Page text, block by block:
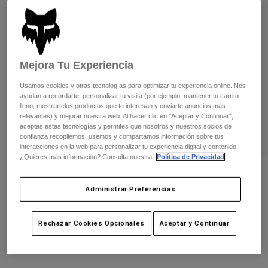
Pantalones largos
Chaquetas y chalecos
Guantes
Protecciones
Calcetines
Accesorios
Recambios
Pantalones
Guantes
Chaquetas
Protecciones
Gafas de protección
Calcetines
Mochilas y accesorios
Camisas
Ver todo
Mujer
Camisetas y tops
Sudaderas
Chaquetas
Niños
Protecciones
Gafas de Protección
Calcetines
Ver todo
Moto
Cascos
Camisetas
Pantalones
Botas
Guantes
Gafas de Protección
Guante Defend Thermo - CE
N.º de artículo31323
Price reduced from
44,99 €to26,99 € 40% OFF
Mejora Tu Experiencia
Usamos cookies y otras tecnologías para optimizar tu experiencia online. Nos
ayudan a recordarte, personalizar tu visita (por ejemplo, mantener tu carrito
lleno, mostrartelos productos que te interesan y enviarte anuncios más
relevantes) y mejorar nuestra web. Al hacer clic en "Aceptar y Continuar",
aceptas estas tecnologías y permites que nosotros y nuestros socios de
confianza recopilemos, usemos y compartamos información sobre tus
interacciones en la web para personalizar tu experiencia digital y contenido.
¿Quieres más información? Consulta nuestra
Política de Privacidad
Administrar Preferencias
Rechazar Cookies Opcionales Aceptar y Continuar